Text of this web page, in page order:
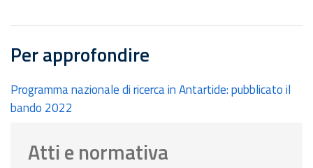
Per approfondire
Programma nazionale di ricerca in Antartide: pubblicato il
bando 2022
Atti e normativa